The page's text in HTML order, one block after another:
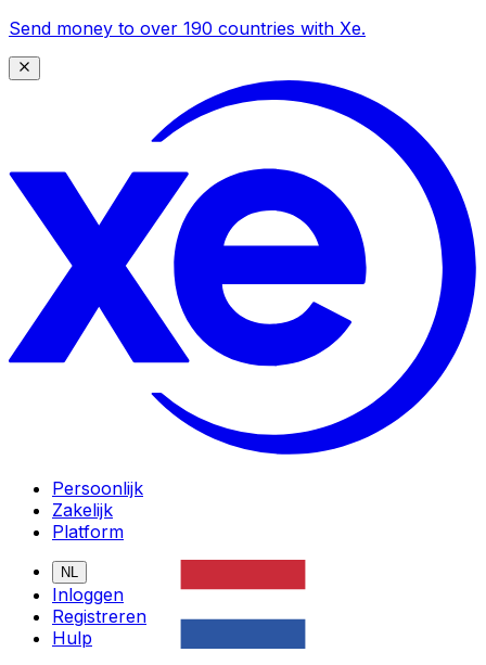
Send money to over 190 countries with Xe.
Persoonlijk
Zakelijk
Platform
NL
Inloggen
Registreren
Hulp